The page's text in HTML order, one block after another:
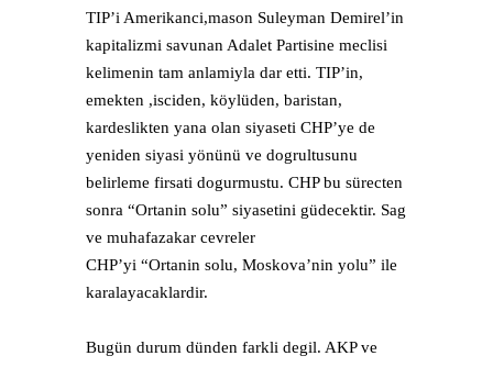
TIP’i Amerikanci,mason Suleyman Demirel’in
kapitalizmi savunan Adalet Partisine meclisi
kelimenin tam anlamiyla dar etti. TIP’in,
emekten ,isciden, köylüden, baristan,
kardeslikten yana olan siyaseti CHP’ye de
yeniden siyasi yönünü ve dogrultusunu
belirleme firsati dogurmustu. CHP bu sürecten
sonra “Ortanin solu” siyasetini güdecektir. Sag
ve muhafazakar cevreler
CHP’yi “Ortanin solu, Moskova’nin yolu” ile
karalayacaklardir.
Bugün durum dünden farkli degil. AKP ve